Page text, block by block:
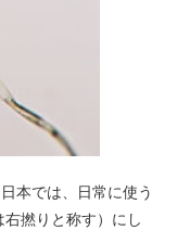
本では、日常に使う
撚りと称す）にし